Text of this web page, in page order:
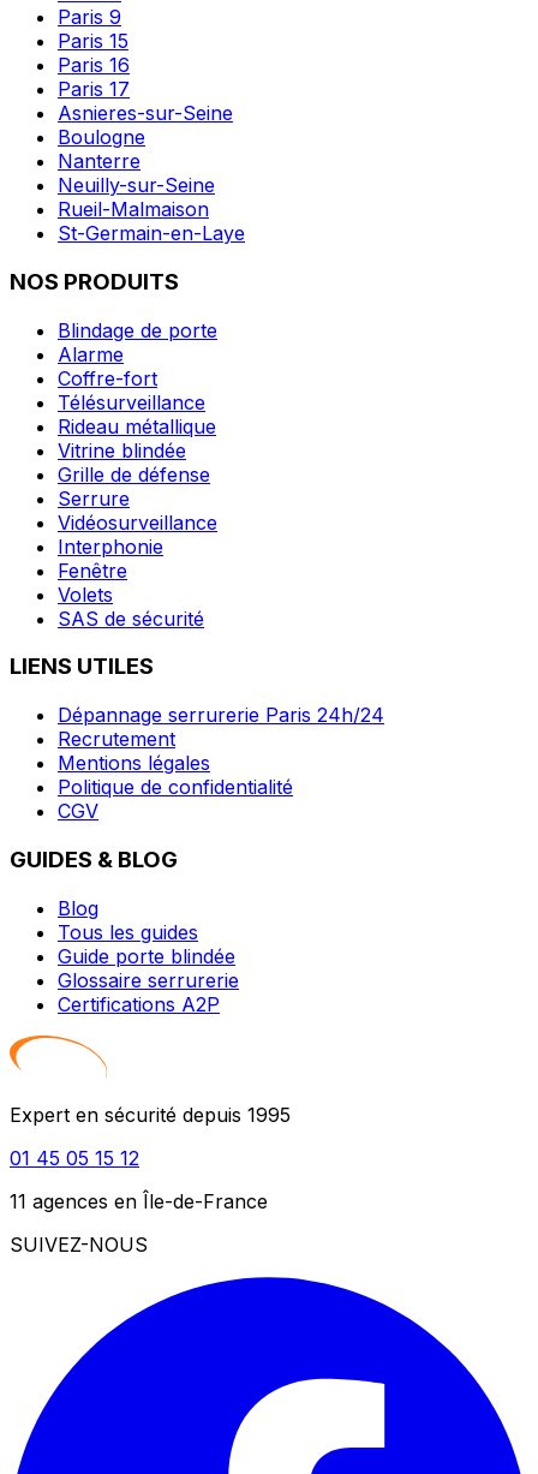
Paris 9
Paris 15
Paris 16
Paris 17
Asnieres-sur-Seine
Boulogne
Nanterre
Neuilly-sur-Seine
Rueil-Malmaison
St-Germain-en-Laye
NOS PRODUITS
Blindage de porte
Alarme
Coffre-fort
Télésurveillance
Rideau métallique
Vitrine blindée
Grille de défense
Serrure
Vidéosurveillance
Interphonie
Fenêtre
Volets
SAS de sécurité
LIENS UTILES
Dépannage serrurerie Paris 24h/24
Recrutement
Mentions légales
Politique de confidentialité
CGV
GUIDES & BLOG
Blog
Tous les guides
Guide porte blindée
Glossaire serrurerie
Certifications A2P
Expert en sécurité depuis 1995
01 45 05 15 12
11 agences en Île-de-France
SUIVEZ-NOUS